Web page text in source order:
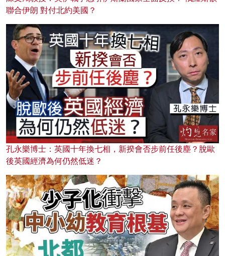
聯合伊朗 對付北約美國？
孔永樂博士：英國十年換七相，新揆會否步前任後塵？脫歐
後英國經濟為何仍然低迷？